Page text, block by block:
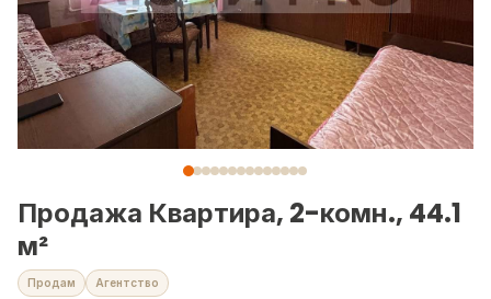
Продажа Квартира, 2-комн., 44.1
м²
Продам Агентство